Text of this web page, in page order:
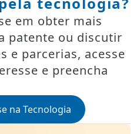
em obter mais
patente ou discutir
e parcerias, acesse
e preencha
na Tecnologia